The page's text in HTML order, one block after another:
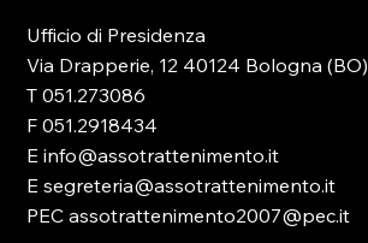
Ufficio di Presidenza
Via Drapperie, 12 40124 Bologna (BO)
T 051.273086
F 051.2918434
E info@assotrattenimento.it
E segreteria@assotrattenimento.it
PEC assotrattenimento2007@pec.it